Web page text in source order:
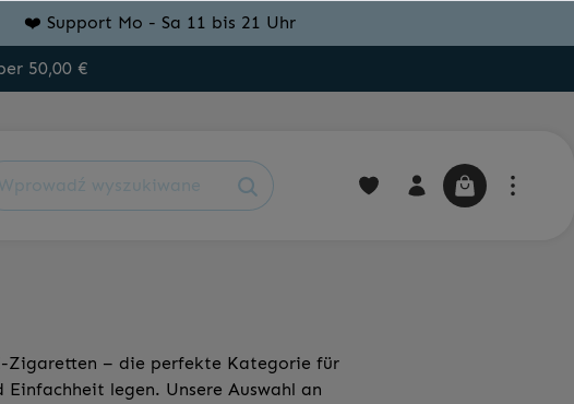
❤️ Support Mo - Sa 11 bis 21 Uhr
50,00 €
Zigaretten – die perfekte Kategorie für
legen. Unsere Auswahl an